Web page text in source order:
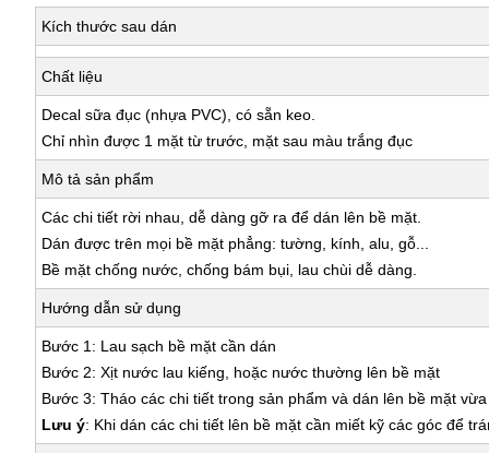
Kích thước sau dán
Chất liệu
Decal sữa đục (nhựa PVC), có sẵn keo.
Chỉ nhìn được 1 mặt từ trước, mặt sau màu trắng đục
Mô tả sản phẩm
Các chi tiết rời nhau, dễ dàng gỡ ra để dán lên bề mặt.
Dán được trên mọi bề mặt phẳng: tường, kính, alu, gỗ...
Bề mặt chống nước, chống bám bụi, lau chùi dễ dàng.
Hướng dẫn sử dụng
Bước 1: Lau sạch bề mặt cần dán
Bước 2: Xịt nước lau kiếng, hoặc nước thường lên bề mặt
Bước 3: Tháo các chi tiết trong sản phẩm và dán lên bề mặt
Lưu ý: Khi dán các chi tiết lên bề mặt cần miết kỹ các góc để